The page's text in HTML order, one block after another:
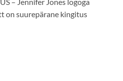
on suurepärane kingitus